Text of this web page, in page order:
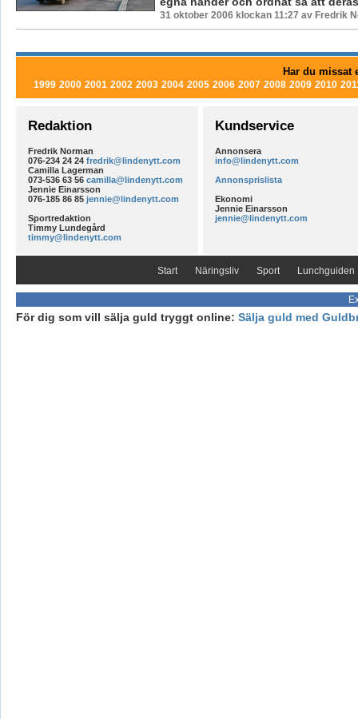
31 oktober 2006 klockan 11:27 av Fredrik
Har du missat
1999 2000 2001 2002 2003 2004 2005 2006 2007 2008 2009 2010
Redaktion
Fredrik Norman
076-234 24 24 fredrik@lindenytt.com
Camilla Lagerman
073-536 63 56 camilla@lindenytt.com
Jennie Einarsson
076-185 86 85 jennie@lindenytt.com
Sportredaktion
Timmy Lundegård
timmy@lindenytt.com
Kundservice
Annonsera
info@lindenytt.com
Annonsprislista
Ekonomi
Jennie Einarsson
jennie@lindenytt.com
Start Näringsliv Sport Lunchguiden
För dig som vill sälja guld tryggt online: Sälja guld med